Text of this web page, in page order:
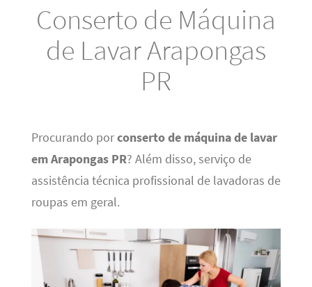
Conserto de Máquina
de Lavar Arapongas
PR
Procurando porconserto de máquina de lavar
em Arapongas PR? Além disso, serviço de
assistência técnica profissional de lavadoras de
roupas em geral.